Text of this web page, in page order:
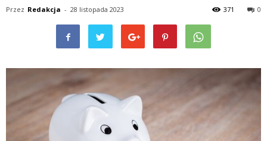
Przez Redakcja - 28 listopada 2023 0
371